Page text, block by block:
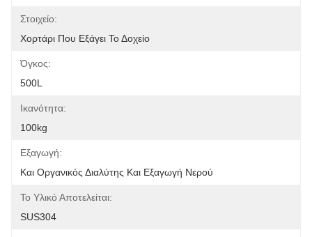
Στοιχείο:
Χορτάρι Που Εξάγει Το Δοχείο
Όγκος:
500L
Ικανότητα:
100kg
Εξαγωγή:
Και Οργανικός Διαλύτης Και Εξαγωγή Νερού
Το Υλικό Αποτελείται:
SUS304